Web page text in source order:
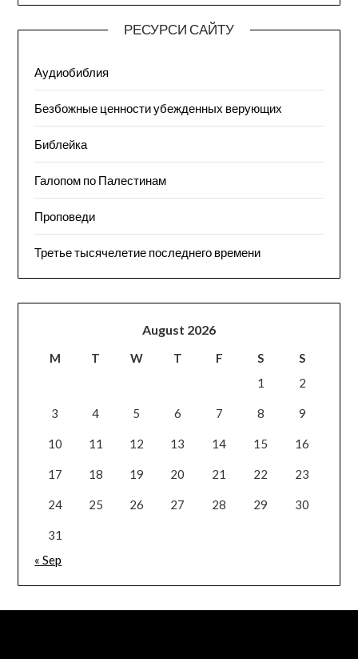
РЕСУРСИ САЙТУ
Аудиобиблия
Безбожные ценности убежденных верующих
Библейка
Галопом по Палестинам
Проповеди
Третье тысячелетие последнего времени
August 2026
M T W T F S
S
1
2
3 4 5 6 7 8 9
10 11 12 13 14 15 16
17 18 19 20 21 22 23
24 25 26 27 28 29 30
31
« Sep